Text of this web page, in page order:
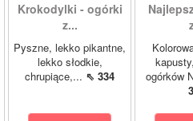
Krokodylki - ogórki
z...
Pyszne, lekko pikantne,
lekko słodkie,
chrupiące,... ⇖ 334
ogórków